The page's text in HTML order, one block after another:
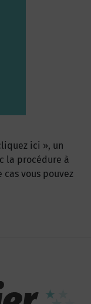
ici », un
la procédure à
cas vous pouvez